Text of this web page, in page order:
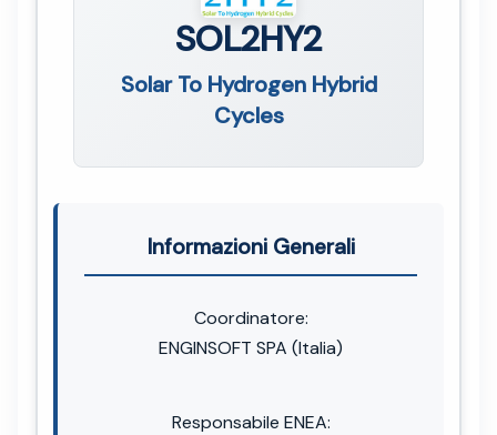
SOL2HY2
Solar To Hydrogen Hybrid
Cycles
Informazioni Generali
Coordinatore:
ENGINSOFT SPA (Italia)
Responsabile ENEA: